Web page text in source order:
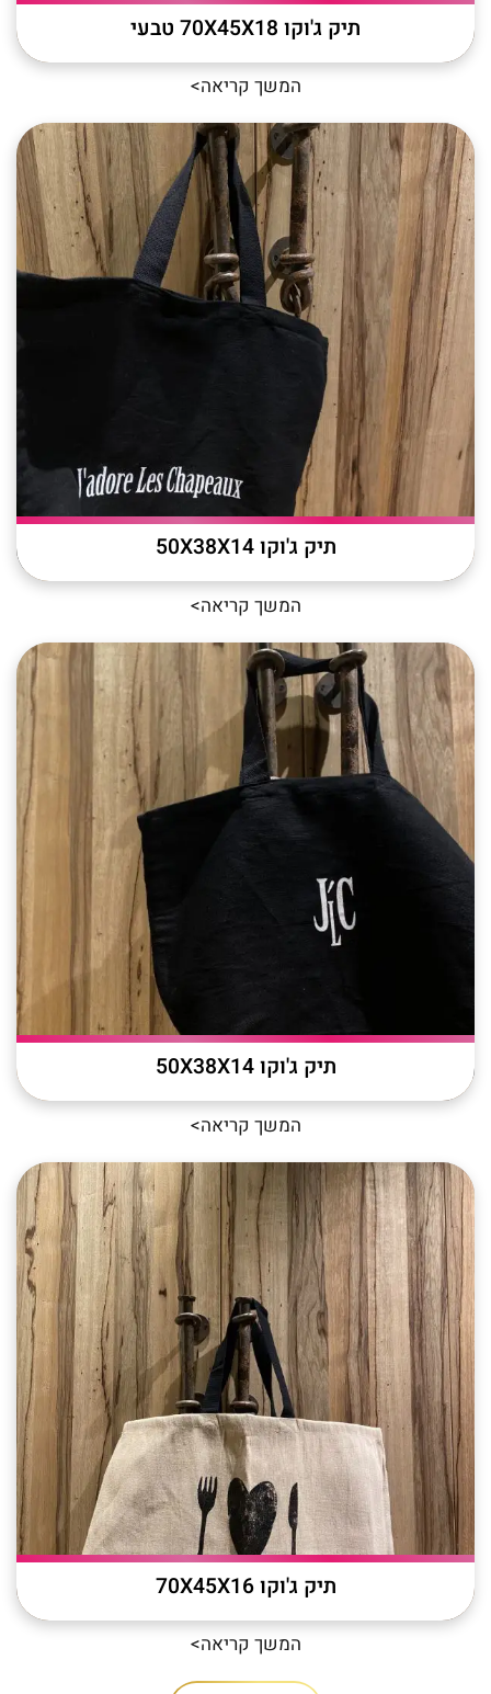
תיק ג'וקו 70X45X18 טבעי
המשך קריאה>
תיק ג'וקו 50X38X14
המשך קריאה>
תיק ג'וקו 50X38X14
המשך קריאה>
תיק ג'וקו 70X45X16
המשך קריאה>